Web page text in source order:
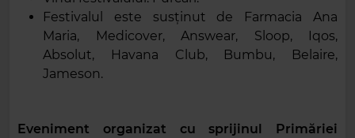
Festivalul este susținut de Farmacia Ana
Maria, Medicover, Answear, Sloop, Iqos,
Absolut, Havana Club, Bumbu, Belaire,
Jameson.
Eveniment organizat cu sprijinul Primăriei